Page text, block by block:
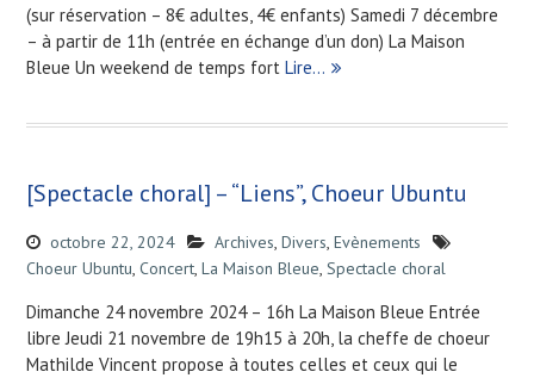
(sur réservation – 8€ adultes, 4€ enfants) Samedi 7 décembre
– à partir de 11h (entrée en échange d’un don) La Maison
Bleue Un weekend de temps fort Lire…
[Spectacle choral] – “Liens”, Choeur Ubuntu
octobre 22, 2024 Archives, Divers, Evènements
Choeur Ubuntu, Concert, La Maison Bleue, Spectacle choral
Dimanche 24 novembre 2024 – 16h La Maison Bleue Entrée
libre Jeudi 21 novembre de 19h15 à 20h, la cheffe de choeur
Mathilde Vincent propose à toutes celles et ceux qui le